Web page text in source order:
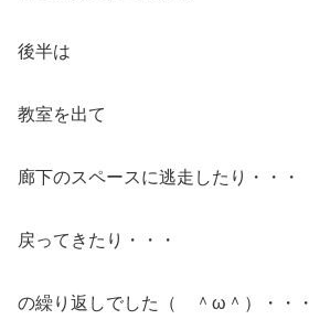
後半は
教室を出て
廊下のスペースに逃走したり・・・
戻ってきたり・・・
の繰り返しでした（ ＾ω＾）・・・